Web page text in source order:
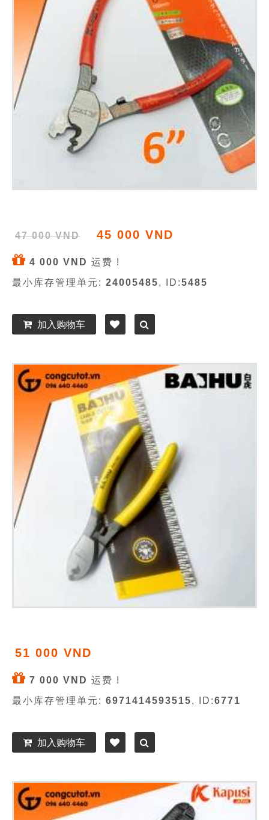
47 000 VND 45 000 VND
4 000 VND 运费 !
最小库存管理单元: 24005485, ID:5485
加入购物车
51 000 VND
7 000 VND 运费 !
最小库存管理单元: 6971414593515, ID:6771
加入购物车